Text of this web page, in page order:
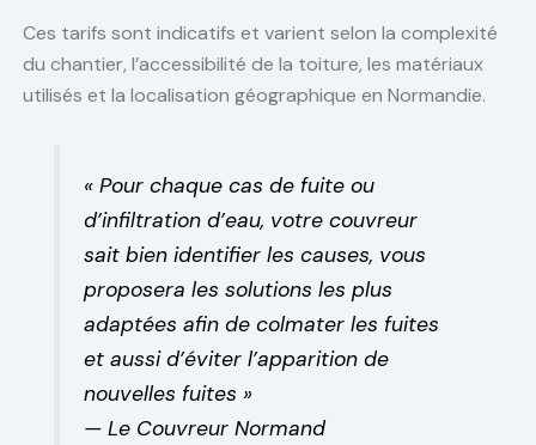
Ces tarifs sont indicatifs et varient selon la complexité
du chantier, l’accessibilité de la toiture, les matériaux
utilisés et la localisation géographique en Normandie.
« Pour chaque cas de fuite ou
d’infiltration d’eau, votre couvreur
sait bien identifier les causes, vous
proposera les solutions les plus
adaptées afin de colmater les fuites
et aussi d’éviter l’apparition de
nouvelles fuites »
— Le Couvreur Normand